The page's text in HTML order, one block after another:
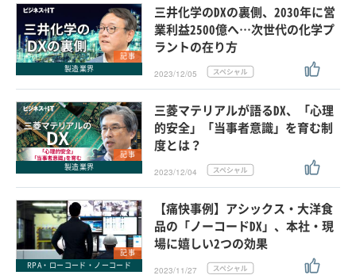
記事
製造業界
三井化学のDXの裏側、2030年に営
業利益2500億へ…次世代の化学プ
ラントの在り方
2023/12/05
記事
製造業界
三菱マテリアルが語るDX、「心理
的安全」「当事者意識」を育む制
度とは？
2023/12/04
記事
RPA・ローコード・ノーコード
【痛快事例】アシックス・大洋食
品の「ノーコードDX」、本社・現
場に嬉しい2つの効果
2023/11/27